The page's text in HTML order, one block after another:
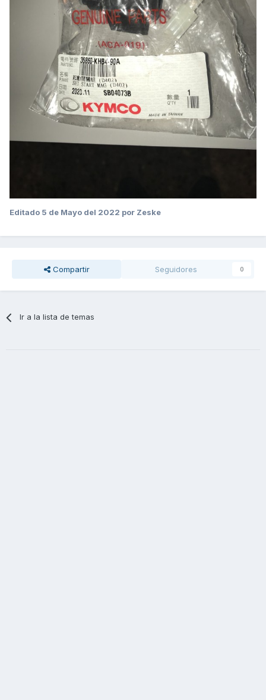
Editado 5 de Mayo del 2022 por Zeske
Compartir Seguidores 0
Ir a la lista de temas